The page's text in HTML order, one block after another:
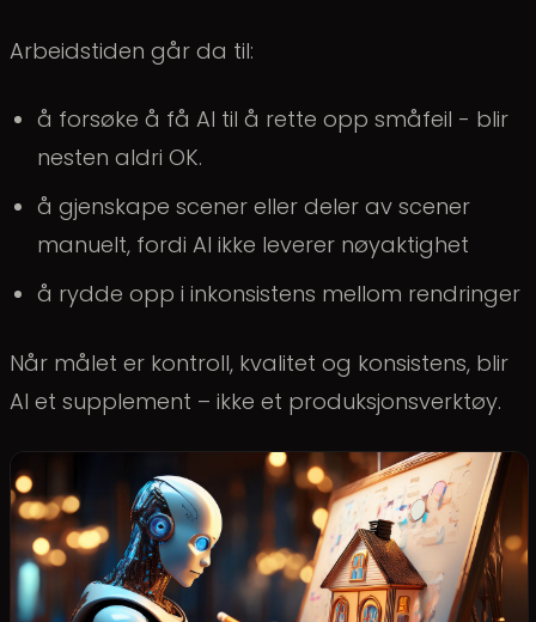
Arbeidstiden går da til:
å forsøke å få AI til å rette opp småfeil - blir
nesten aldri OK.
å gjenskape scener eller deler av scener
manuelt, fordi AI ikke leverer nøyaktighet
å rydde opp i inkonsistens mellom rendringer
Når målet er kontroll, kvalitet og konsistens, blir
AI et supplement – ikke et produksjonsverktøy.